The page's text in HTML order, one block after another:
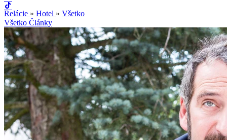
Relácie » Hotel » Všetko
Všetko Články